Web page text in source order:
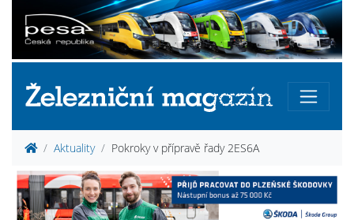
Aktuality Pokroky v přípravě řady 2ES6A